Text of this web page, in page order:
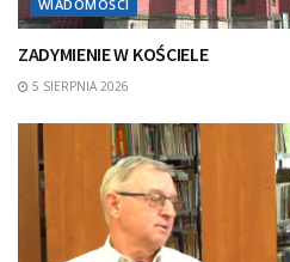
WIADOMOŚCI
ZADYMIENIE W KOŚCIELE
5 SIERPNIA 2026